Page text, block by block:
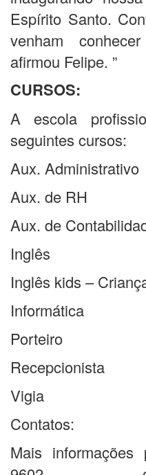
Espírito Santo.
venham
afirmou Felipe. ”
CURSOS:
A escola
seguintes cursos:
Aux. Administrativo
Aux. de RH
Aux. de
Inglês
Inglês kids –
Informática
Porteiro
Recepcionista
Vigia
Contatos:
Mais